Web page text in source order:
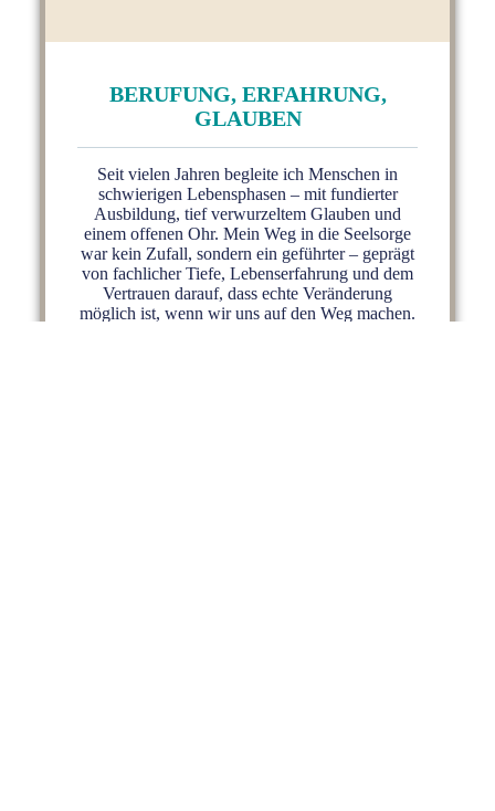
BERUFUNG, ERFAHRUNG,
GLAUBEN
Seit vielen Jahren begleite ich Menschen in
schwierigen Lebensphasen – mit fundierter
Ausbildung, tief verwurzeltem Glauben und
einem offenen Ohr. Mein Weg in die Seelsorge
war kein Zufall, sondern ein geführter – geprägt
von fachlicher Tiefe, Lebenserfahrung und dem
Vertrauen darauf, dass echte Veränderung
möglich ist, wenn wir uns auf den Weg machen.